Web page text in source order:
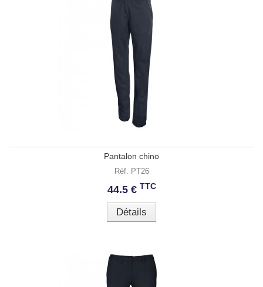
Pantalon chino
Réf. PT26
44.5 € TTC
Détails